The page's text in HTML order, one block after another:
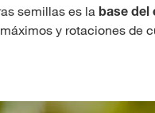
semillas es la base del
y rotaciones de